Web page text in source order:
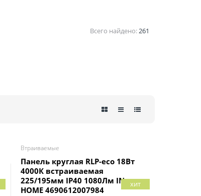
Всего найдено:261
Втраиваемые
Панель круглая RLP-eco 18Вт
4000К встраиваемая
225/195мм IP40 1080Лм IN
HOME 4690612007984
хит